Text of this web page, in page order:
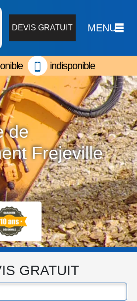
DEVIS GRATUIT MENU
indisponible
de
Frejeville
GRATUIT